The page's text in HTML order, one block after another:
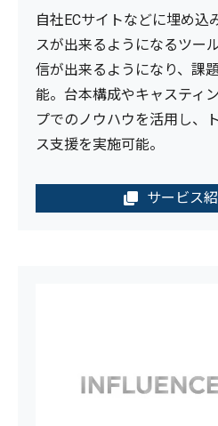
自社ECサイトなどに埋め込
スが出来るようになるツー
信が出来るようになり、課
能。台本構成やキャスティ
プでのノウハウを活用し、
ス支援を実施可能。
サービス